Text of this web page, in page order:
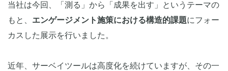
当社は今回、「測る」から「成果を出す」というテーマの
もと、 エンゲージメント施策における構造的課題にフォー
カスした展示を行いました。
近年、サーベイツールは高度化を続けていますが、その一